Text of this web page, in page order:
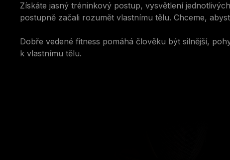
Získáte jasný tréninkový postup, vysvětlení
postupně začali rozumět vlastnímu tělu. Chceme,
Dobře vedené fitness pomáhá člověku být silnější,
k vlastnímu tělu.